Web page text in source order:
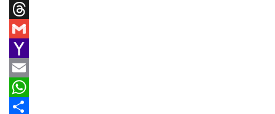
首
頁
新
車
情
報
a
c
b
o
o
L
e
T
r
e
a
G
m
a
Y
a
h
E
m
W